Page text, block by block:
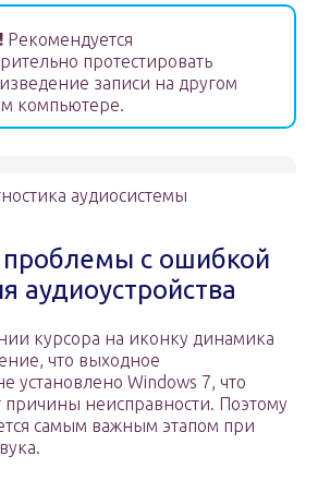
Рекомендуется
протестировать
записи на другом
компьютере.
аудиосистемы
проблемы с ошибкой
аудиоустройства
курсора на иконку динамика
что выходное
установлено Windows 7, что
причины неисправности. Поэтому
самым важным этапом при